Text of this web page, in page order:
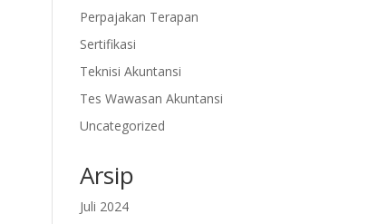
Perpajakan Terapan
Sertifikasi
Teknisi Akuntansi
Tes Wawasan Akuntansi
Uncategorized
Arsip
Juli 2024